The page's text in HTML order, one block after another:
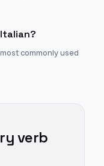
commonly used
verb